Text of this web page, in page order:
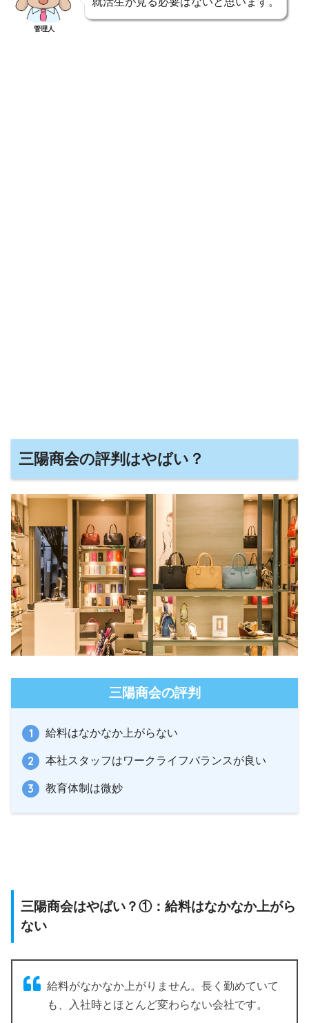
管理人
三陽商会の評判はやばい？
三陽商会の評判
給料はなかなか上がらない
本社スタッフはワークライフバランスが良い
教育体制は微妙
三陽商会はやばい？①：給料はなかなか上がら
ない
給料がなかなか上がりません。長く勤めていて
も、入社時とほとんど変わらない会社です。